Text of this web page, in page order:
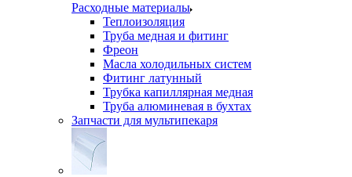
Расходные материалы
Теплоизоляция
Труба медная и фитинг
Фреон
Масла холодильных систем
Фитинг латунный
Трубка капиллярная медная
Труба алюминевая в бухтах
Запчасти для мультипекаря